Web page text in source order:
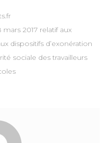
mars 2017 relatif aux
dispositifs d’exonération
sociale des travailleurs